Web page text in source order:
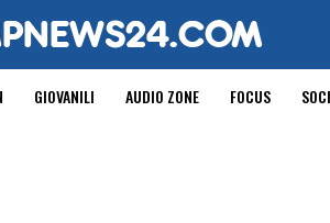
GIOVANILI AUDIO ZONE FOCUS